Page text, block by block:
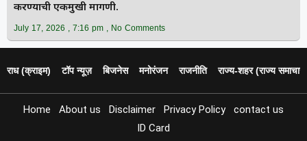
करण्याची एकमुखी मागणी.
July 17, 2026 7:16 pm No Comments
(क्राइम) टॉप न्यूज़ बिजनेस मनोरंजन राजनीति राज्य‑शहर (राज्य समाचार)
Home About us Disclaimer Privacy Policy
contact us
ID Card